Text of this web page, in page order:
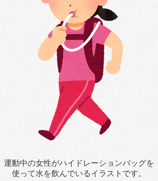
運動中の女性がハイドレーションバッグを
使って水を飲んでいるイラストです。